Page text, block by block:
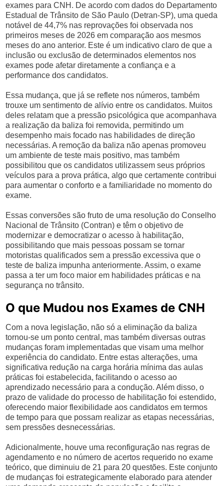
exames para CNH. De acordo com dados do Departamento
Estadual de Trânsito de São Paulo (Detran-SP), uma queda
notável de 44,7% nas reprovações foi observada nos
primeiros meses de 2026 em comparação aos mesmos
meses do ano anterior. Este é um indicativo claro de que a
inclusão ou exclusão de determinados elementos nos
exames pode afetar diretamente a confiança e a
performance dos candidatos.
Essa mudança, que já se reflete nos números, também
trouxe um sentimento de alívio entre os candidatos. Muitos
deles relatam que a pressão psicológica que acompanhava
a realização da baliza foi removida, permitindo um
desempenho mais focado nas habilidades de direção
necessárias. A remoção da baliza não apenas promoveu
um ambiente de teste mais positivo, mas também
possibilitou que os candidatos utilizassem seus próprios
veículos para a prova prática, algo que certamente contribui
para aumentar o conforto e a familiaridade no momento do
exame.
Essas conversões são fruto de uma resolução do Conselho
Nacional de Trânsito (Contran) e têm o objetivo de
modernizar e democratizar o acesso à habilitação,
possibilitando que mais pessoas possam se tornar
motoristas qualificados sem a pressão excessiva que o
teste de baliza impunha anteriormente. Assim, o exame
passa a ter um foco maior em habilidades práticas e na
segurança no trânsito.
O que Mudou nos Exames de CNH
Com a nova legislação, não só a eliminação da baliza
tornou-se um ponto central, mas também diversas outras
mudanças foram implementadas que visam uma melhor
experiência do candidato. Entre estas alterações, uma
significativa redução na carga horária mínima das aulas
práticas foi estabelecida, facilitando o acesso ao
aprendizado necessário para a condução. Além disso, o
prazo de validade do processo de habilitação foi estendido,
oferecendo maior flexibilidade aos candidatos em termos
de tempo para que possam realizar as etapas necessárias,
sem pressões desnecessárias.
Adicionalmente, houve uma reconfiguração nas regras de
agendamento e no número de acertos requerido no exame
teórico, que diminuiu de 21 para 20 questões. Este conjunto
de mudanças foi estrategicamente elaborado para atender